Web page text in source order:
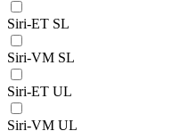
Siri-ET SL
Siri-VM SL
Siri-ET UL
Siri-VM UL